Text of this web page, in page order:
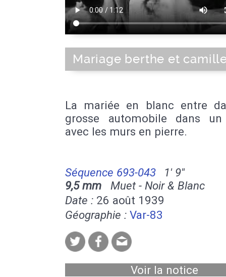
Mariage berthe et
La mariée en blanc entre
grosse automobile dans
avec les murs en pierre.
Séquence 693-043
1' 9''
9,5 mm Muet - Noir & Blanc
Date : 26 août 1939
Géographie : Var-83
Voir la notice